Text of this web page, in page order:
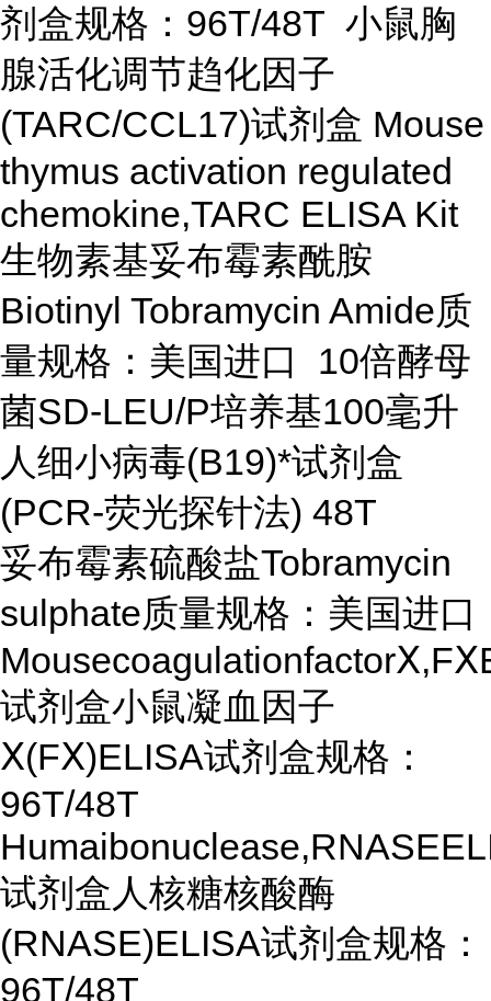
剂盒规格：96T/48T 小鼠胸
腺活化调节趋化因子
(TARC/CCL17)试剂盒 Mouse
thymus activation regulated
chemokine,TARC ELISA Kit
生物素基妥布霉素酰胺
Biotinyl Tobramycin Amide质
量规格：美国进口 10倍酵母
菌SD-LEU/P培养基100毫升
人细小病毒(B19)*试剂盒
(PCR-荧光探针法) 48T
妥布霉素硫酸盐Tobramycin
sulphate质量规格：美国进口
试剂盒小鼠凝血因子
Ⅹ(FⅩ)ELISA试剂盒规格：
96T/48T
试剂盒人核糖核酸酶
(RNASE)ELISA试剂盒规格：
96T/48T